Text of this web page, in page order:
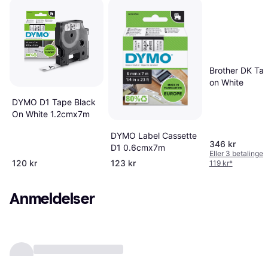
DYMO D1 Tape Black
On White 1.2cmx7m
120 kr
DYMO Label Cassette
D1 0.6cmx7m
123 kr
Brother DK
on White
346 kr
Eller 3 betalinger
119 kr*
Anmeldelser